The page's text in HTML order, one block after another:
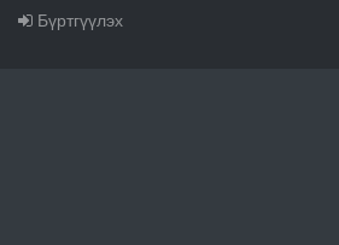
Бүртгүүлэх